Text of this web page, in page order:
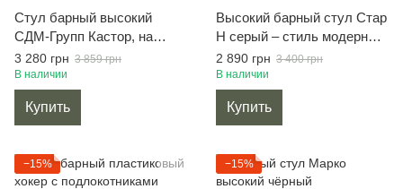
Стул барный высокий
СДМ-Групп Кастор, на
черной основе, коричневый
экокожа
3 280 грн 3 859 грн
В наличии
Купить
Высокий барный стул Стар
H серый – стиль модерн
экокожа
2 890 грн 3 400 грн
В наличии
Купить
−15% −15%